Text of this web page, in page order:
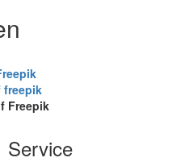
freepik
Freepik
Service